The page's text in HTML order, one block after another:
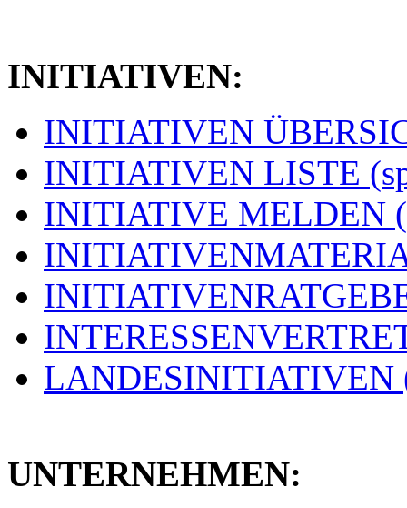
INITIATIVEN:
INITIATIVEN
INITIATIVEN LISTE
INITIATIVE MELDEN
LANDESINITIATIVEN
UNTERNEHMEN: